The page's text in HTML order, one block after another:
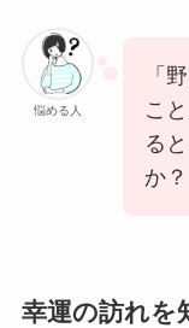
悩める人
「
こ
る
か？
幸運の訪れを